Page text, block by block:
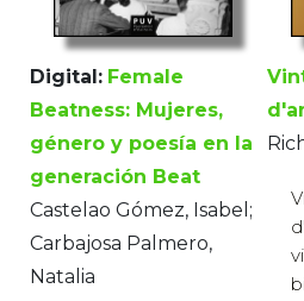
Digital: Female
Beatness: Mujeres,
género y poesía en la
generación Beat
Castelao Gómez, Isabel;
Carbajosa Palmero,
Natalia